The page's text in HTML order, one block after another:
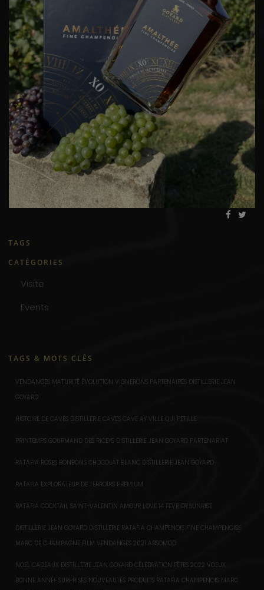
TAGS
CATÉGORIES
Visite
Events
TAGS & MOTS CLÉS
VENDANGES MATURITÉ ÉVOLUTION VIGNERONS PARTENAIRES DISTILLERIE JEAN
GOYARD
HISTOIRE DE CAVES DISTILLERIE CAVES CAVE AY VILLE QUI PETILLE
PRINTEMPS GOURMAND DES RICEYS DISTILLERIE JEAN GOYARD PARTENARIAT
RATAFIA ROSES BONBONS CHOCOLAT BLANC DISTILLERIE JEAN GOYARD
RATAFIA EXPLORATEUR DE TERROIRS PREMIUM
RATAFIA COCKTAIL SAINT-VALENTIN AMOUR LOVE 14 FEVRIER SUNRISE
DISTILLERIE JEAN GOYARD DISTILLERIE RATAFIA CHAMPENOIS FINE CHAMPENOISE
MARC DE CHAMPAGNE FILM VENDANGES 2021 ABSOMOD
NOËL CADEAUX DISTILLERIE JEAN GOYARD CÉLÉBRATION FÊTES 2022 VOEUX
BONNE ANNÉE SURPRISES NOUVEAUTÉS PRODUITS RATAFIA CHAMPENOIS MARC